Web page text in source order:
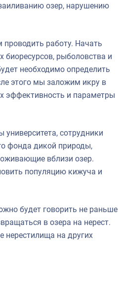
озер, нарушению
работу. Начать
рыболовства и
необходимо определить
этого мы заложим икру в
эффективность и параметры
университета, сотрудники
фонда дикой природы,
вблизи озер.
популяцию кижуча и
будет говорить не раньше
в озера на нерест.
нерестилища на других